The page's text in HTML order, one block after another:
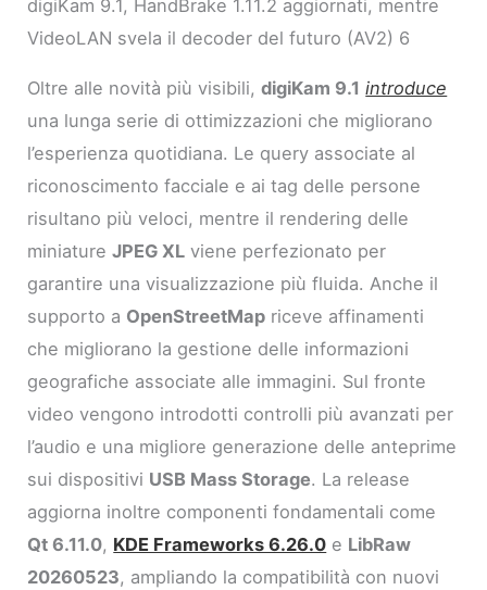
digiKam 9.1, HandBrake 1.11.2 aggiornati, mentre
VideoLAN svela il decoder del futuro (AV2) 6
Oltre alle novità più visibili,digiKam 9.1 introduce
una lunga serie di ottimizzazioni che migliorano
l’esperienza quotidiana. Le query associate al
riconoscimento facciale e ai tag delle persone
risultano più veloci, mentre il rendering delle
miniatureJPEG XL viene perfezionato per
garantire una visualizzazione più fluida. Anche il
supporto a OpenStreetMap riceve affinamenti
che migliorano la gestione delle informazioni
geografiche associate alle immagini. Sul fronte
video vengono introdotti controlli più avanzati per
l’audio e una migliore generazione delle anteprime
sui dispositivi USB Mass Storage. La release
aggiorna inoltre componenti fondamentali come
Qt 6.11.0, KDE Frameworks 6.26.0 e LibRaw
20260523, ampliando la compatibilità con nuovi